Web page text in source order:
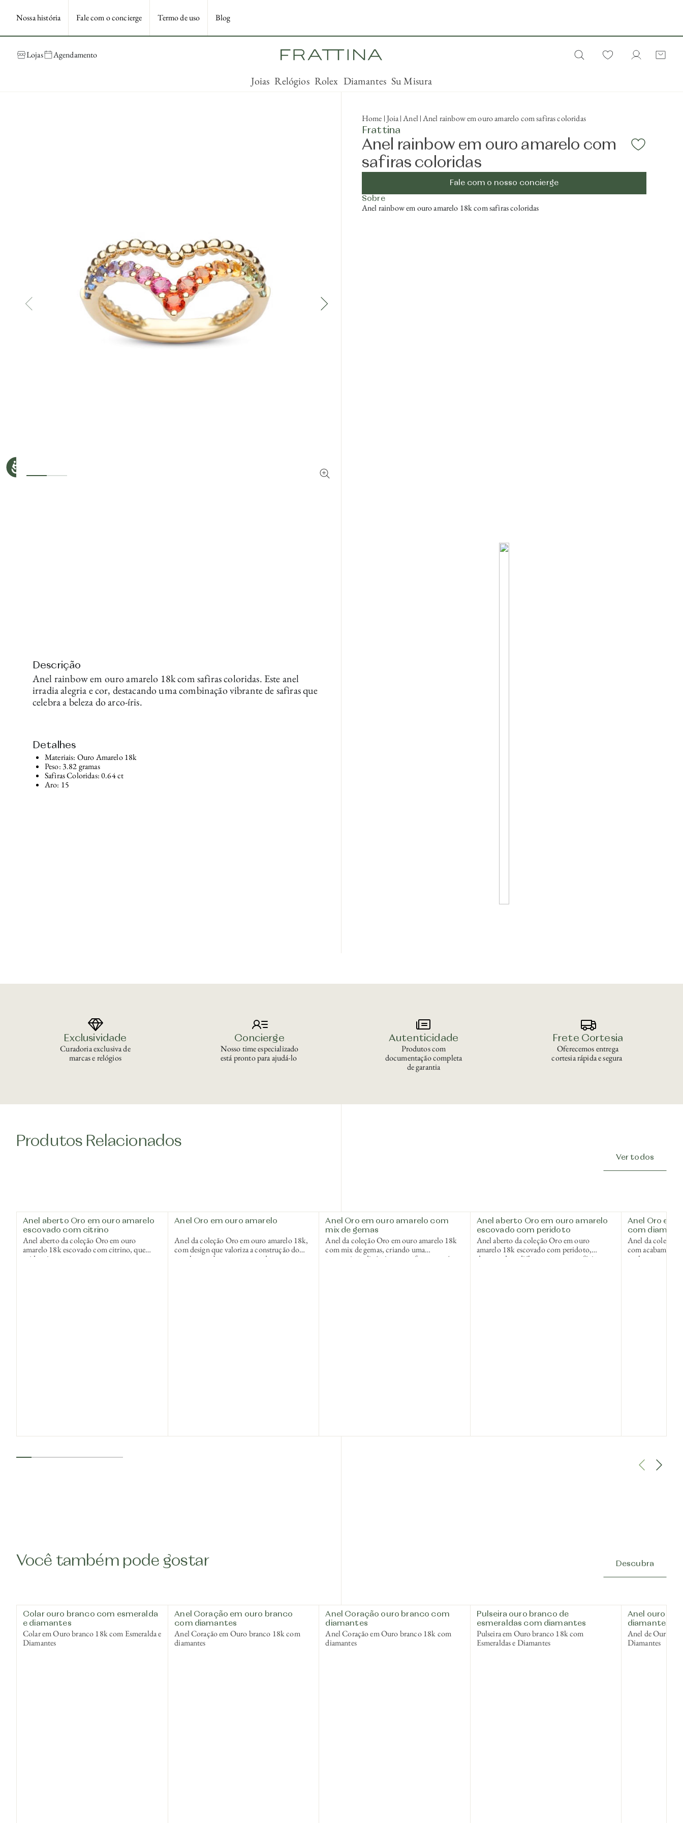
Nossa história Fale com o concierge Termo de uso Blog
Lojas Agendamento
Joias Relógios Rolex Diamantes Su Misura
Home Joia Anel Anel rainbow em ouro amarelo com safiras coloridas
Frattina
Anel rainbow em ouro amarelo com
safiras coloridas
Fale com o nosso concierge
Sobre
Anel rainbow em ouro amarelo 18k com safiras coloridas
Descrição
Anel rainbow em ouro amarelo 18k com safiras coloridas. Este anel
irradia alegria e cor, destacando uma combinação vibrante de safiras que
celebra a beleza do arco-íris.
Detalhes
Materiais: Ouro Amarelo 18k
Peso: 3.82 gramas
Safiras Coloridas: 0.64 ct
Aro: 15
Exclusividade
Curadoria exclusiva de
marcas e relógios
Concierge
Nosso time especializado
está pronto para ajudá-lo
Autenticidade
Produtos com
documentação completa
de garantia
Frete Cortesia
Oferecemos entrega
cortesia rápida e segura
Produtos Relacionados
Ver todos
Anel aberto Oro em ouro amarelo
escovado com citrino
Anel aberto da coleção Oro em ouro
amarelo 18k escovado com citrino, que
evidencia o contraste entre textura e cor em
Anel Oro em ouro amarelo
Anel da coleção Oro em ouro amarelo 18k,
com design que valoriza a construção do
metal e o acabamento escovado como
Anel Oro em ouro amarelo com
mix de gemas
Anel da coleção Oro em ouro amarelo 18k
com mix de gemas, criando uma
composição dinâmica que reforça o caráter
Anel aberto Oro em ouro amarelo
escovado com peridoto
Anel aberto da coleção Oro em ouro
amarelo 18k escovado com peridoto,
destacando o diálogo entre a superfície
Anel Oro em
com
Anel da coleção
com acabamento
exploram a
Você também pode gostar Descubra
Colar ouro branco com esmeralda
e diamantes
Colar em Ouro branco 18k com Esmeralda e
Diamantes
Anel Coração em ouro branco
com diamantes
Anel Coração em Ouro branco 18k com
diamantes
Anel Coração ouro branco com
diamantes
Anel Coração em Ouro branco 18k com
diamantes
Pulseira ouro branco de
esmeraldas com diamantes
Pulseira em Ouro branco 18k com
Esmeraldas e Diamantes
Anel ouro
diamantes
Anel de Ouro
Diamantes